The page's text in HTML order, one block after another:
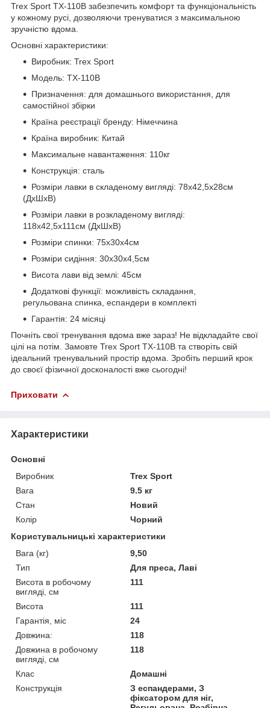
Trex Sport TX-110B забезпечить комфорт та функціональність
у кожному русі, дозволяючи тренуватися з максимальною
зручністю вдома.
Основні характеристики:
Виробник: Trex Sport
Модель: TX-110B
Призначення: для домашнього використання, для
самостійної збірки
Країна реєстрації бренду: Німеччина
Країна виробник: Китай
Максимальне навантаження: 110кг
Конструкція: сталь
Розміри лавки в складеному вигляді: 78х42,5х28см
(ДхШхВ)
Розміри лавки в розкладеному вигляді:
118х42,5х111см (ДхШхВ)
Розміри спинки: 75х30х4см
Розміри сидіння: 30х30х4,5см
Висота лави від землі: 45см
Додаткові функції: можливість складання,
регульована спинка, еспандери в комплекті
Гарантія: 24 місяці
Почніть свої тренування вдома вже зараз! Не відкладайте свої
цілі на потім. Замовте Trex Sport TX-110B та створіть свій
ідеальний тренувальний простір вдома. Зробіть перший крок
до своєї фізичної досконалості вже сьогодні!
Приховати
Характеристики
Основні
Виробник
Trex Sport
Вага
9.5 кг
Стан
Новий
Колір
Чорний
Користувальницькі характеристики
Вага (кг)
9,50
Тип
Для преса, Лаві
Висота в робочому
вигляді, см
111
Висота
111
Гарантія, міс
24
Довжина:
118
Довжина в робочому
вигляді, см
118
Клас
Домашні
Конструкція
З еспандерами, З
фіксатором для ніг,